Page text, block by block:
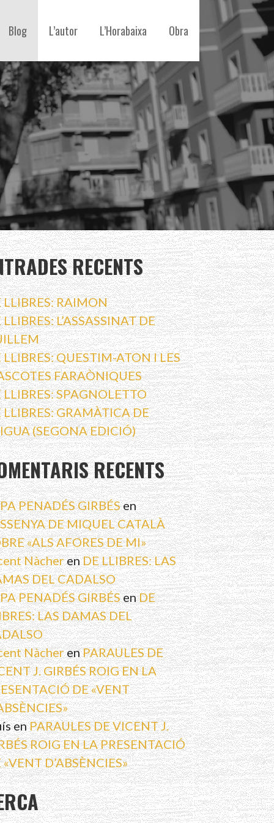
Blog L’autor L’Horabaixa Obra
RECENTS
LLIBRES: RAIMON
LLIBRES: L’ASSASSINAT DE
LLIBRES: QUESTIM-ATON I LES
FARAÒNIQUES
LLIBRES: SPAGNOLETTO
LLIBRES: GRAMÀTICA DE
(SEGONA EDICIÓ)
RECENTS
PENADÉS GIRBÉSen
DE MIQUEL CATALÀ
«ALS AFORES DE MI»
NàcherenDE LLIBRES: LAS
DEL CADALSO
PENADÉS GIRBÉSenDE
LAS DAMAS DEL
NàcherenPARAULES DE
J. GIRBÉS ROIG EN LA
DE «VENT
enPARAULES DE VICENT J.
ROIG EN LA PRESENTACIÓ
«VENT D’ABSÈNCIES»